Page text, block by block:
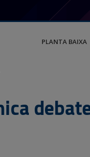
PLANTA BAIXA